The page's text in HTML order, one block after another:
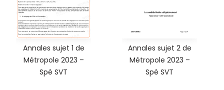
Annales sujet 1 de
Métropole 2023 –
Spé SVT
Annales sujet 2 de
Métropole 2023 –
Spé SVT